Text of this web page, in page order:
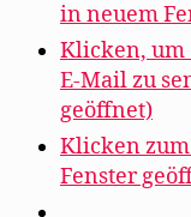
in neuem
Klicken, um
E-Mail zu
geöffnet)
Klicken
Fenster